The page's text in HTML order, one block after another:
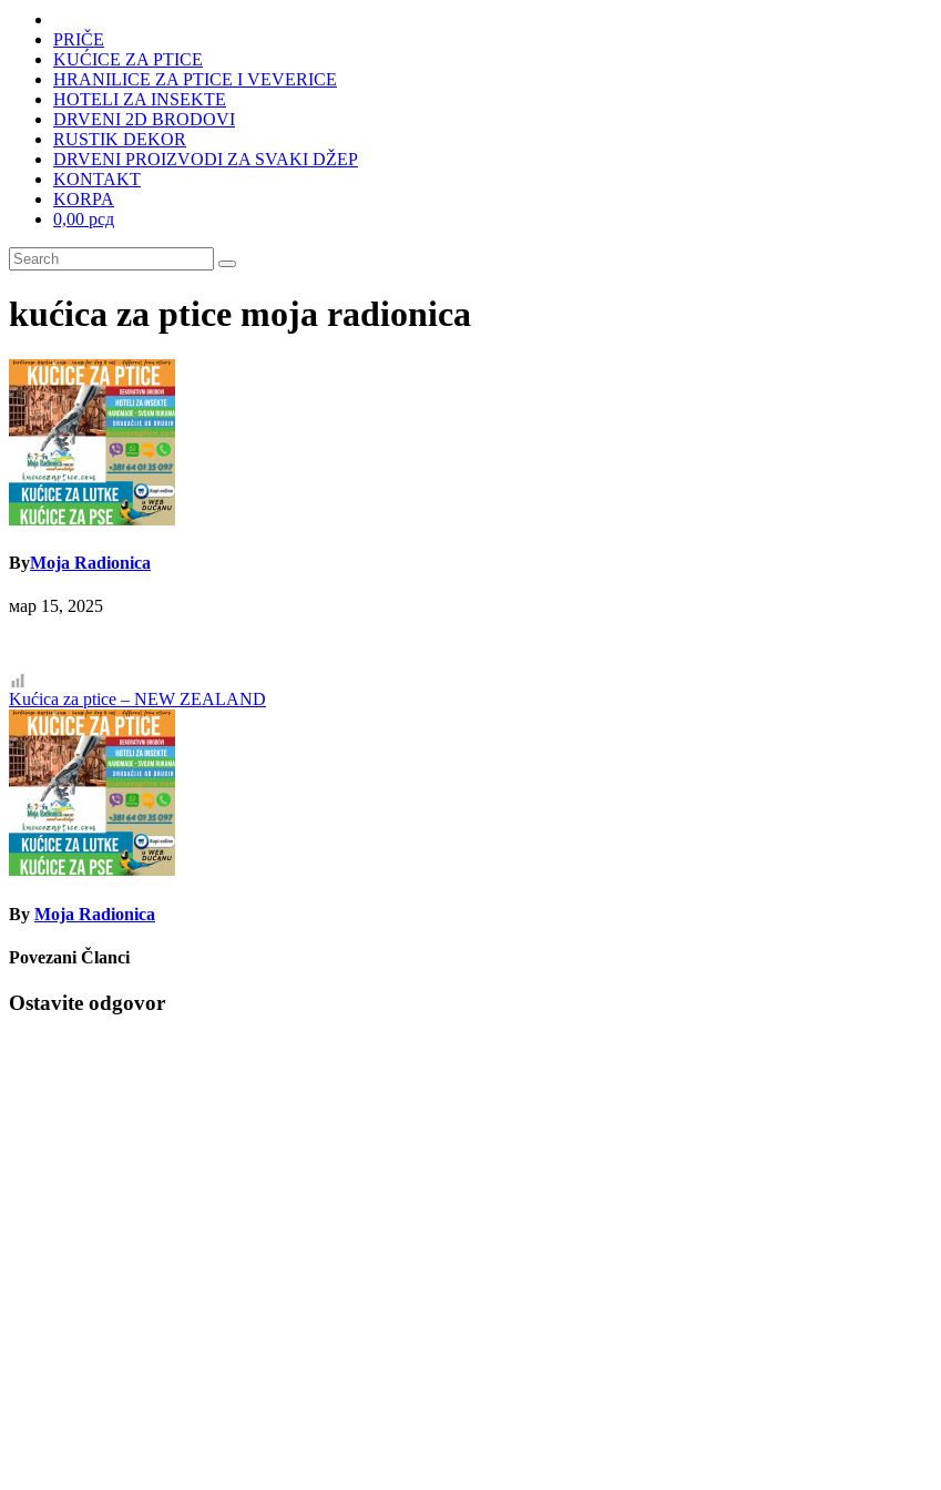
PRIČE
KUĆICE ZA PTICE
HRANILICE ZA PTICE I VEVERICE
HOTELI ZA INSEKTE
DRVENI 2D BRODOVI
RUSTIK DEKOR
DRVENI PROIZVODI ZA SVAKI DŽEP
KONTAKT
KORPA
0,00 рсд
kućica za ptice moja radionica
ByMoja Radionica
мар 15, 2025
Кретање
чланка
Kućica za ptice – NEW ZEALAND
By Moja Radionica
Povezani Članci
Ostavite odgovor